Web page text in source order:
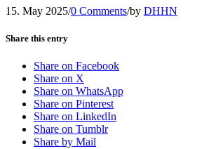
15. May 2025/0 Comments/by DHHN
Share this entry
Share on Facebook
Share on X
Share on WhatsApp
Share on Pinterest
Share on LinkedIn
Share on Tumblr
Share by Mail